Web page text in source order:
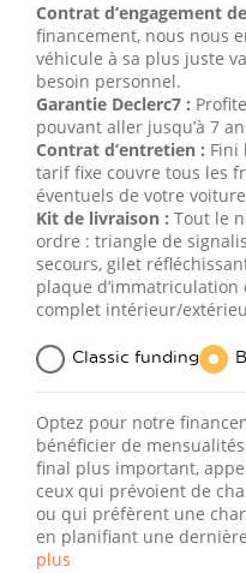
Contrat d’engagement
financement, nous nous
véhicule à sa plus juste
besoin personnel.
Garantie Declerc7 :
pouvant aller jusqu’à 7
Contrat d’entretien : Fini
tarif fixe couvre tous les
éventuels de votre
Kit de livraison : Tout le
ordre : triangle de
secours, gilet
plaque
complet intérieur/
Classic funding
Optez pour notre
bénéficier de
final plus important,
ceux qui prévoient de
ou qui préfèrent une
en planifiant une
plus